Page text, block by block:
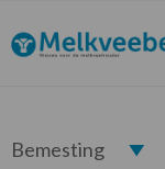
de
hoofdnavigatie
de
hoofd
de
eerste
de
voettekst
Melkveebedrijf.nl
Bemesting